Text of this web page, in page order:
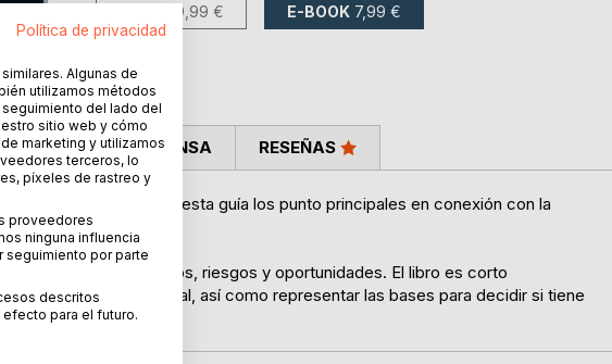
19,99 € E-BOOK 7,99 €
Honegger provee en esta guía los punto principales en conexión con la
en Suiza.
así como los costos, riesgos y oportunidades. El libro es corto
una mirada inicial, así como representar las bases para decidir si tiene
EN LA PRENSA RESEÑAS
Política de privacidad
Algunas de
utilizamos métodos
del lado del
sitio web y cómo
marketing y utilizamos
terceros, lo
píxeles de rastreo y
proveedores
ninguna influencia
seguimiento por parte
descritos
para el futuro.